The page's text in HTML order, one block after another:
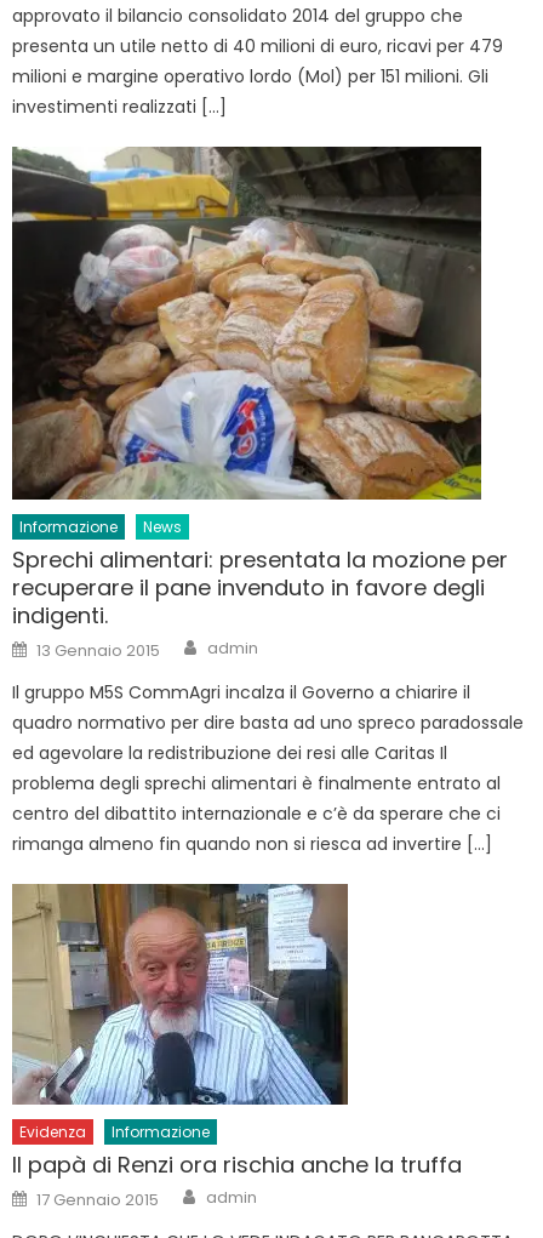
approvato il bilancio consolidato 2014 del gruppo che
presenta un utile netto di 40 milioni di euro, ricavi per 479
milioni e margine operativo lordo (Mol) per 151 milioni. Gli
investimenti realizzati […]
Informazione News
Sprechi alimentari: presentata la mozione per
recuperare il pane invenduto in favore degli
indigenti.
Posted
on
13 Gennaio 2015 Author
admin
Il gruppo M5S CommAgri incalza il Governo a chiarire il
quadro normativo per dire basta ad uno spreco paradossale
ed agevolare la redistribuzione dei resi alle Caritas Il
problema degli sprechi alimentari è finalmente entrato al
centro del dibattito internazionale e c’è da sperare che ci
rimanga almeno fin quando non si riesca ad invertire […]
Evidenza Informazione
Il papà di Renzi ora rischia anche la truffa
Posted
on
17 Gennaio 2015 Author
admin